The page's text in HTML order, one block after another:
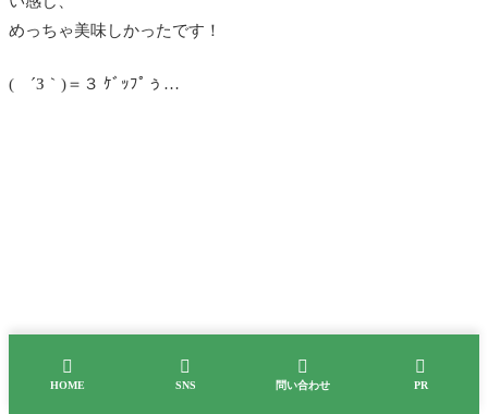
めっちゃ美味しかったです！
( ´З｀)＝３ ｹﾞｯﾌﾟぅ…

HOME

SNS

問い合わせ

PR